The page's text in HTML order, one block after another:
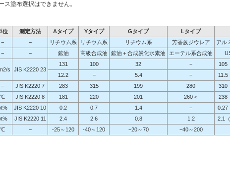
ス塗布選択はできません。
位 測定方法 Aタイプ Yタイプ Gタイプ Lタイプ
− − リチウム系 リチウム系 リチウム系 芳香族ジウレア
アル
− − 鉱油 高級合成油 鉱油＋合成炭化水素油 エーテル系合成油
s
JIS K2220 23
131 100 32 −
105
12.2 − 5.4 −
11.5
− JIS K2220 7 283 315 199 280
310
℃ JIS K2220 8 181 220 201 260＜
238
JIS K2220 10 0.2 0.7 1.4 −
0.27
JIS K2220 11 2.4 2.6 0.8 1.2
2.1
℃ − ‐25～120 ‐40～120 −20～70 −40～200